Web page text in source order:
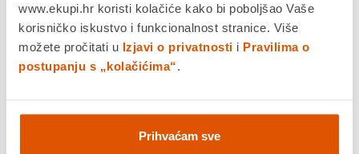
www.ekupi.hr koristi kolačiće kako bi poboljšao Vaše
korisničko iskustvo i funkcionalnost stranice. Više
možete pročitati u Izjavi o privatnosti i Pravilima o
postupanju s „kolačićima“
Prihvaćam sve
Redragon - pet godina
garancije uz registraciju
uređaja!
PRODULJENE GARANCIJE nakon
registracije na
https://redragon.colby.si/hr/